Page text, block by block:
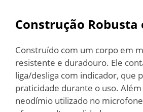
Construção Robusta
Construído com um corpo em
resistente e duradouro. Ele
liga/desliga com indicador, que
praticidade durante o uso.
neodímio utilizado no